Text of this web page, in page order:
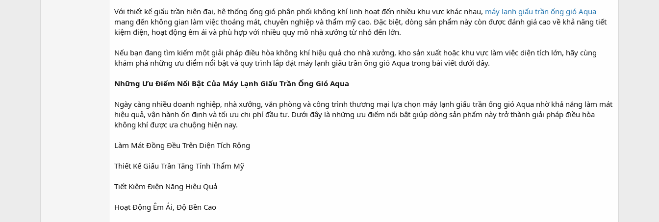
Với thiết kế giấu trần hiện đại, hệ thống ống gió phân phối không khí linh hoạt đến nhiều khu vực khác nhau, máy lạnh giấu trần ống gió Aqua
mang đến không gian làm việc thoáng mát, chuyên nghiệp và thẩm mỹ cao. Đặc biệt, dòng sản phẩm này còn được đánh giá cao về khả năng tiết
kiệm điện, hoạt động êm ái và phù hợp với nhiều quy mô nhà xưởng từ nhỏ đến lớn.
Nếu bạn đang tìm kiếm một giải pháp điều hòa không khí hiệu quả cho nhà xưởng, kho sản xuất hoặc khu vực làm việc diện tích lớn, hãy cùng
khám phá những ưu điểm nổi bật và quy trình lắp đặt máy lạnh giấu trần ống gió Aqua trong bài viết dưới đây.
Những Ưu Điểm Nổi Bật Của Máy Lạnh Giấu Trần Ống Gió Aqua
Ngày càng nhiều doanh nghiệp, nhà xưởng, văn phòng và công trình thương mại lựa chọn máy lạnh giấu trần ống gió Aqua nhờ khả năng làm mát
hiệu quả, vận hành ổn định và tối ưu chi phí đầu tư. Dưới đây là những ưu điểm nổi bật giúp dòng sản phẩm này trở thành giải pháp điều hòa
không khí được ưa chuộng hiện nay.
Làm Mát Đồng Đều Trên Diện Tích Rộng
Thiết Kế Giấu Trần Tăng Tính Thẩm Mỹ
Tiết Kiệm Điện Năng Hiệu Quả
Hoạt Động Êm Ái, Độ Bền Cao